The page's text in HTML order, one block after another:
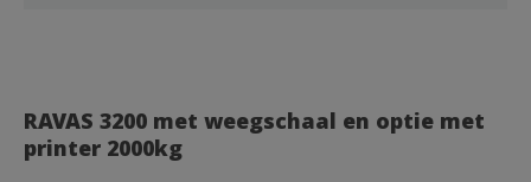
RAVAS 3200 met weegschaal en optie met
printer 2000kg